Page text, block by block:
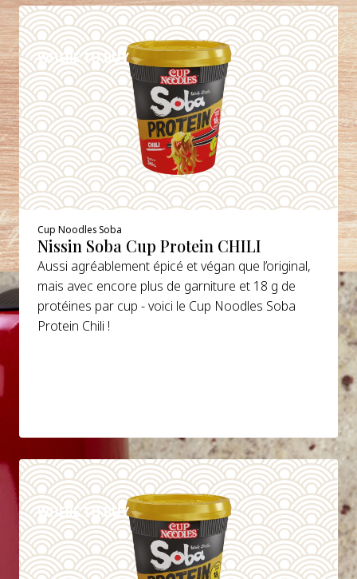
WHERE TO BUY
DETAILS
Cup Noodles Soba
Nissin Soba Cup Protein CHILI
Aussi agréablement épicé et végan que l’original,
mais avec encore plus de garniture et 18 g de
protéines par cup - voici le Cup Noodles Soba
Protein Chili !
WHERE TO BUY
DETAILS